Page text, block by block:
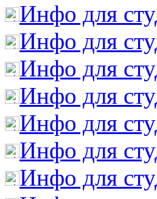
Инфо для
Инфо для
Инфо для
Инфо для
Инфо для
Инфо для
Инфо для